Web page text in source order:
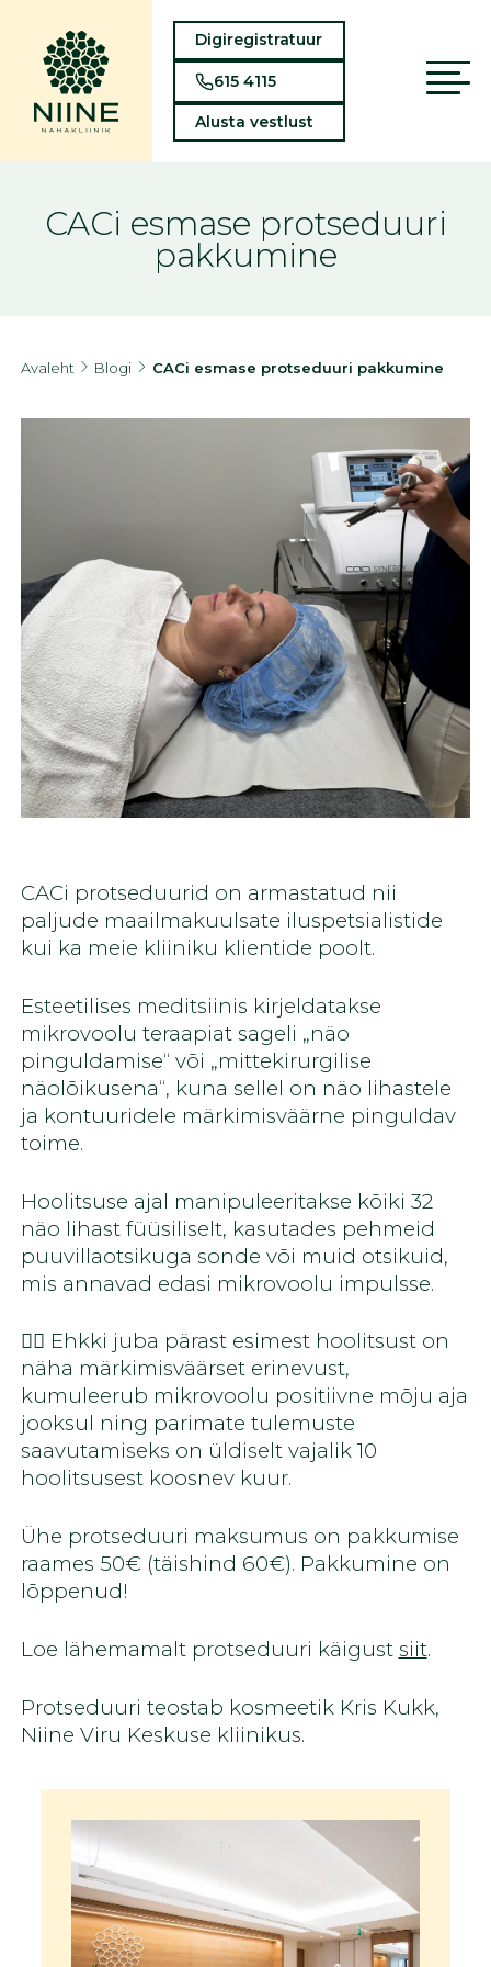
Digiregistratuur
615 4115
Alusta vestlust
CACi esmase protseduuri
pakkumine
Avaleht Blogi CACi esmase protseduuri pakkumine
CACi protseduurid on armastatud nii
paljude maailmakuulsate iluspetsialistide
kui ka meie kliiniku klientide poolt.
Esteetilises meditsiinis kirjeldatakse
mikrovoolu teraapiat sageli „näo
pinguldamise“ või „mittekirurgilise
näolõikusena“, kuna sellel on näo lihastele
ja kontuuridele märkimisväärne pinguldav
toime.
Hoolitsuse ajal manipuleeritakse kõiki 32
näo lihast füüsiliselt, kasutades pehmeid
puuvillaotsikuga sonde või muid otsikuid,
mis annavad edasi mikrovoolu impulsse.
👉🏻 Ehkki juba pärast esimest hoolitsust on
näha märkimisväärset erinevust,
kumuleerub mikrovoolu positiivne mõju aja
jooksul ning parimate tulemuste
saavutamiseks on üldiselt vajalik 10
hoolitsusest koosnev kuur.
Ühe protseduuri maksumus on pakkumise
raames 50€ (täishind 60€). Pakkumine on
lõppenud!
Loe lähemamalt protseduuri käigust siit.
Protseduuri teostab kosmeetik Kris Kukk,
Niine Viru Keskuse kliinikus.